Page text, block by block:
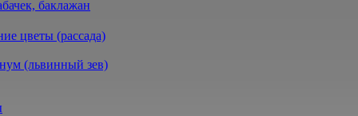
баклажан
цветы (рассада)
(львинный зев)